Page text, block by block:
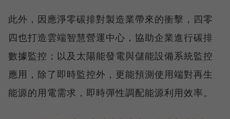
此外，因應淨零碳排對製造業帶來的衝擊，四零
四也打造雲端智慧營運中心，協助企業進行碳排
數據監控；以及太陽能發電與儲能設備系統監控
應用，除了即時監控外，更能預測使用端對再生
能源的用電需求，即時彈性調配能源利用效率。